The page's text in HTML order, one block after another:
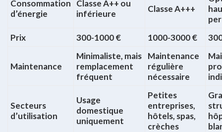
Consommation
d’énergie
Classe A++ ou
inférieure
Classe A+++
Prix
300-1000 € 1000-3000 €
Maintenance
Minimaliste, mais
remplacement
fréquent
Maintenance
régulière
nécessaire
Secteurs
d’utilisation
Usage
domestique
uniquement
Petites
entreprises,
hôtels, spas,
crèches